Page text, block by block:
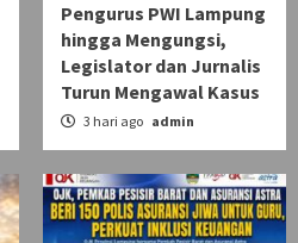
Pengurus PWI Lampung
hingga Mengungsi,
Legislator dan Jurnalis
Turun Mengawal Kasus
3 hari ago admin